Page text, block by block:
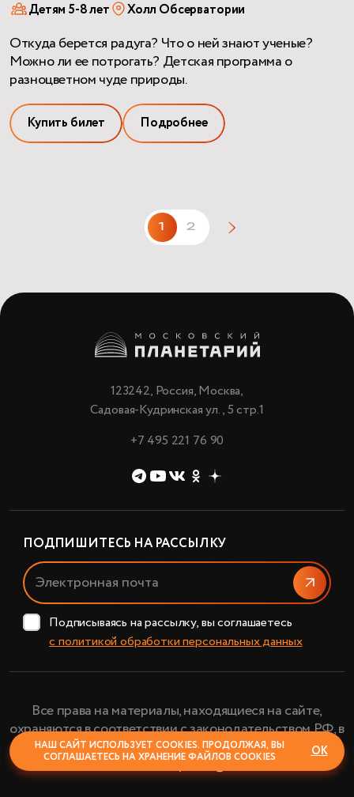
Детям 5-8 лет Холл Обсерватории
Откуда берется радуга? Что о ней знают ученые?
Можно ли ее потрогать? Детская программа о
разноцветном чуде природы.
Купить билет Подробнее
1 2
123242, Россия, Москва,
Садовая-Кудринская ул., 5 стр.1
+7 495 221 76 90
ПОДПИШИТЕСЬ НА РАССЫЛКУ
Подписываясь на рассылку, вы соглашаетесь
с политикой обработки персональных данных
Все права на материалы, находящиеся на сайте,
охраняются в соответствии с законодательством РФ, в
том числе, об авторском праве и смежных правах.
АО «Планетарий» © 2024
НАШ САЙТ ИСПОЛЬЗУЕТ COOKIES. ПРОДОЛЖАЯ, ВЫ
СОГЛАШАЕТЕСЬ НА ХРАНЕНИЕ ФАЙЛОВ COOKIES
ОК